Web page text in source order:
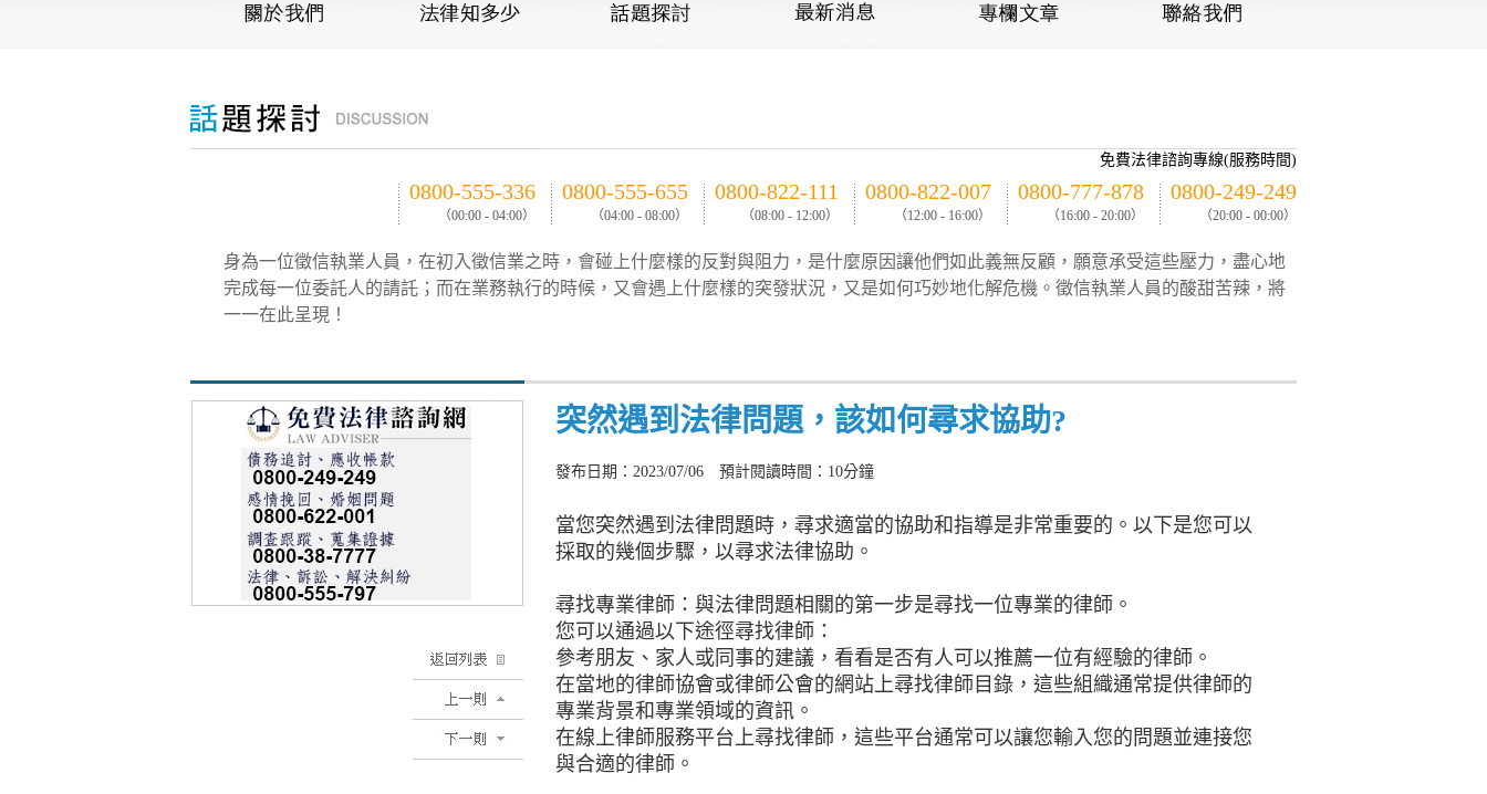
免費法律諮詢專線(服務時間)
0800-555-336
（00:00 - 04:00）
0800-555-655
（04:00 - 08:00）
0800-822-111
（08:00 - 12:00）
0800-822-007
（12:00 - 16:00）
0800-777-878
（16:00 - 20:00）
0800-249-249
（20:00 - 00:00）
身為一位徵信執業人員，在初入徵信業之時，會碰上什麼樣的反對與阻力，是什麼原因讓他們如此義無反顧，願意承受這些壓力，盡心地
完成每一位委託人的請託；而在業務執行的時候，又會遇上什麼樣的突發狀況，又是如何巧妙地化解危機。徵信執業人員的酸甜苦辣，將
一一在此呈現！
突然遇到法律問題，該如何尋求協助?
發布日期：2023/07/06 預計閱讀時間：10分鐘
當您突然遇到法律問題時，尋求適當的協助和指導是非常重要的。以下是您可以
採取的幾個步驟，以尋求法律協助。
尋找專業律師：與法律問題相關的第一步是尋找一位專業的律師。
您可以通過以下途徑尋找律師：
參考朋友、家人或同事的建議，看看是否有人可以推薦一位有經驗的律師。
在當地的律師協會或律師公會的網站上尋找律師目錄，這些組織通常提供律師的
專業背景和專業領域的資訊。
在線上律師服務平台上尋找律師，這些平台通常可以讓您輸入您的問題並連接您
與合適的律師。